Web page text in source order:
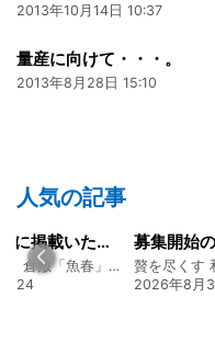
2013年10月14日 10:37
量産に向けて・・・。
2013年8月28日 15:10
人気の記事
山陽新聞の一面に掲載いただきました！
創業128年の魚屋 倉敷「魚春」ファンド
募集開始
贅を尽くす
2026年8月